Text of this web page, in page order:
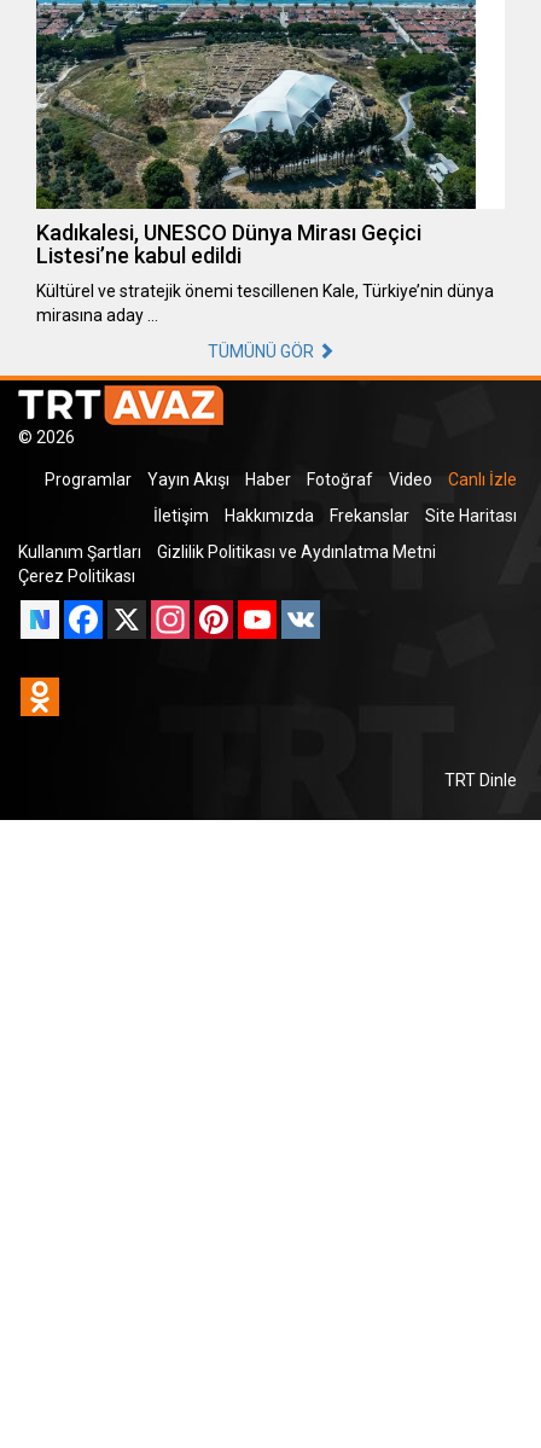
Kadıkalesi, UNESCO Dünya Mirası Geçici
Listesi’ne kabul edildi
Kültürel ve stratejik önemi tescillenen Kale, Türkiye’nin dünya
mirasına aday …
TÜMÜNÜ GÖR
© 2026
Programlar Yayın Akışı Haber Fotoğraf Video
Canlı İzle
İletişim
Hakkımızda Frekanslar
Site Haritası
Kullanım Şartları
Gizlilik Politikası ve Aydınlatma Metni
Çerez Politikası
Facebook
X InstagramPinterestYouTube
TRT Dinle